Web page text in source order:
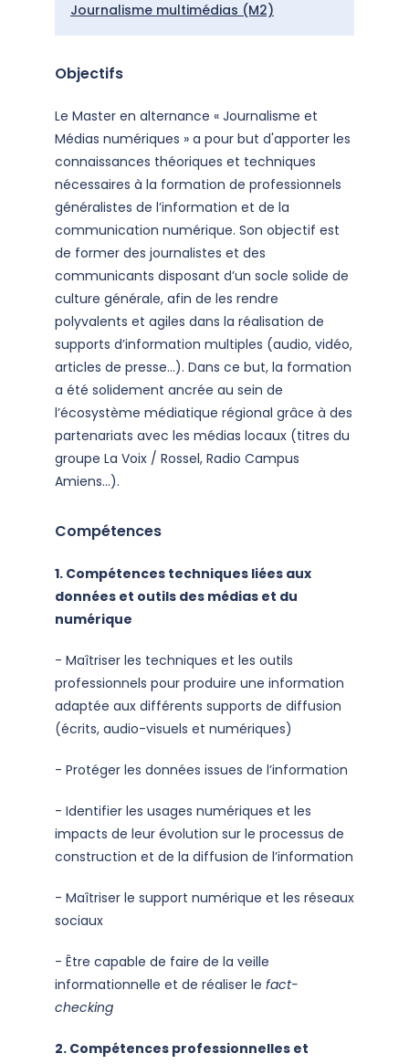
Journalisme multimédias (M2)
Objectifs
Le Master en alternance « Journalisme et
Médias numériques » a pour but d'apporter les
connaissances théoriques et techniques
nécessaires à la formation de professionnels
généralistes de l’information et de la
communication numérique. Son objectif est
de former des journalistes et des
communicants disposant d’un socle solide de
culture générale, afin de les rendre
polyvalents et agiles dans la réalisation de
supports d’information multiples (audio, vidéo,
articles de presse…). Dans ce but, la formation
a été solidement ancrée au sein de
l’écosystème médiatique régional grâce à des
partenariats avec les médias locaux (titres du
groupe La Voix / Rossel, Radio Campus
Amiens…).
Compétences
1. Compétences techniques liées aux
données et outils des médias et du
numérique
- Maîtriser les techniques et les outils
professionnels pour produire une information
adaptée aux différents supports de diffusion
(écrits, audio-visuels et numériques)
- Protéger les données issues de l’information
- Identifier les usages numériques et les
impacts de leur évolution sur le processus de
construction et de la diffusion de l’information
- Maîtriser le support numérique et les réseaux
sociaux
- Être capable de faire de la veille
informationnelle et de réaliser le fact-
checking
2. Compétences professionnelles et